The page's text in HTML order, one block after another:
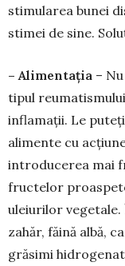
stimularea bunei
stimei de sine.
– Alimentația –
tipul
inflamații. Le
alimente cu
intro­ducerea mai
fructelor
uleiurilor
zahăr, făină albă,
grăsimi